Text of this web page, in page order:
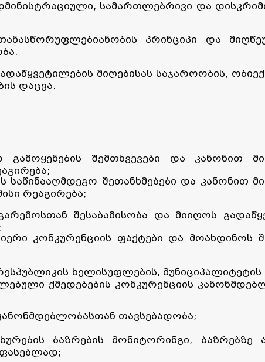
სამართლებრივი და
პრინციპი და
მიღებისას საჯაროობის,
დაცვა.
შემთხვევები და კანონით
შეთანხმებები და კანონით
რეაგირება;
შესაბამისობა და მიიღოს
კონკურენციის ფაქტები და მოახდინოს
ხელისუფლების,
ქმედებების კონკურენციის
თავსებადობა;
ბაზრების მონიტორინგი, ბაზრებზე